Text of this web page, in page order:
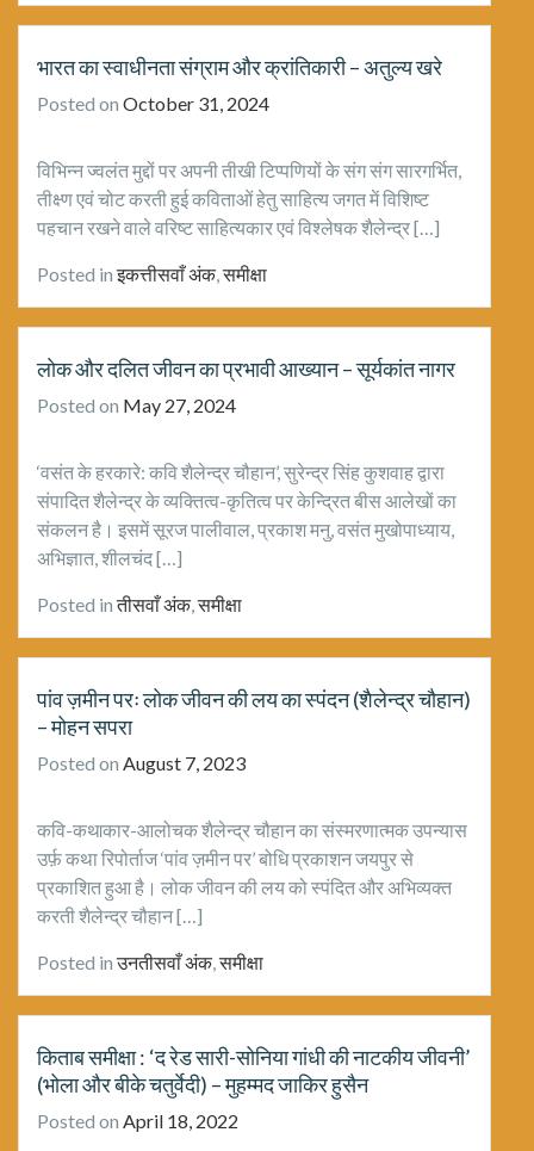
भारत का स्वाधीनता संग्राम और क्रांतिकारी – अतुल्य खरे
Posted on October 31, 2024
विभिन्न ज्वलंत मुद्दों पर अपनी तीखी टिप्पणियों के संग संग सारगर्भित,
तीक्ष्ण एवं चोट करती हुई कविताओं हेतु साहित्य जगत में विशिष्ट
पहचान रखने वाले वरिष्ट साहित्यकार एवं विश्लेषक शैलेन्द्र […]
Posted inइकत्तीसवाँ अंक,समीक्षा
लाेक और दलित जीवन का प्रभावी आख्यान – सूर्यकांत नागर
Posted on May 27, 2024
‘वसंत के हरकारे: कवि शैलेन्द्र चौहान’, सुरेन्द्र सिंह कुशवाह द्वारा
संपादित शैलेन्द्र के व्यक्तित्व-कृतित्व पर केन्द्रित बीस आलेखों का
संकलन है। इसमें सूरज पालीवाल, प्रकाश मनु, वसंत मुखोपाध्याय,
अभिज्ञात, शीलचंद […]
Posted inतीसवाँ अंक,समीक्षा
पांव ज़मीन परः लोक जीवन की लय का स्पंदन (शैलेन्द्र चौहान)
– मोहन सपरा
Posted on August 7, 2023
कवि-कथकॎार-आलोचक शैलेन्द्र चौहान का संस्मरणात्मक उपन्यास
उर्फ़ कथा रिपोर्ताज ‘पांव ज़मीन पर’ बोधि प्रकाशन जयपुर से
प्रकाशित हुआ है। लोक जीवन की लय को स्पंदित और अभिव्यक्त
करती शैलेन्द्र चौहान […]
Posted inउनतीसवाँ अंक,समीक्षा
किताब समीक्षा : ‘द रेड सारी-सोनिया गांधी की नाटकीय जीवनी’
(भोला और बीके चतुर्वेदी) – मुहम्मद जाकिर हुसैन
Posted on April 18, 2022